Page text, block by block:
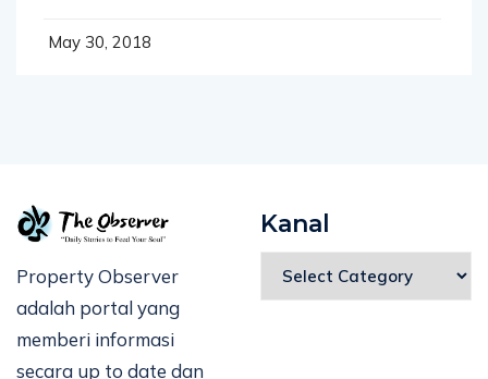
May 30, 2018
Property Observer
adalah portal yang
memberi informasi
secara up to date dan
Kanal